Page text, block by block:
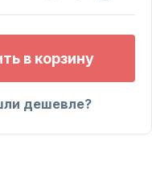
в корзину
дешевле?